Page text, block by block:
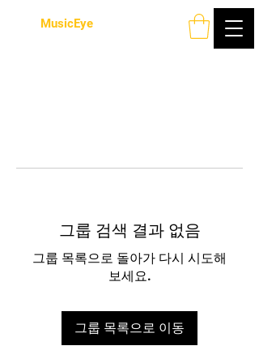
MusicEye
그룹 검색 결과 없음
그룹 목록으로 돌아가 다시 시도해
보세요.
그룹 목록으로 이동